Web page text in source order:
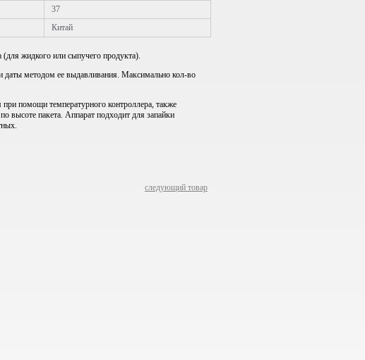
37
Китай
(для жидкого или сыпучего продукта).
даты методом ее выдавливания. Максимально кол-во
при помощи температурного контроллера, также
высоте пакета. Аппарат подходит для запайки
следующий товар